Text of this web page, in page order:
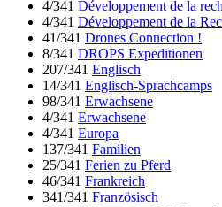
4/341 Développement de la
4/341 Développement de la
41/341 Drones Connection !
8/341 DROPS Expeditionen
207/341 Englisch
14/341 Englisch-Sprachcamps
98/341 Erwachsene
4/341 Erwachsene
4/341 Europa
137/341 Familien
25/341 Ferien zu Pferd
46/341 Frankreich
341/341 Französisch